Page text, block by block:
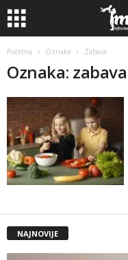
Početna Oznake Zabava
Oznaka: zabava
NAJNOVIJE